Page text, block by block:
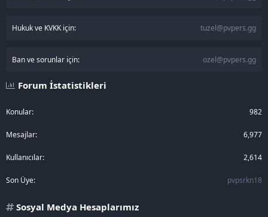
Hukuk ve KVKK için: tuzel@pvpers.gg
Ban ve sorunlar için: ozel@pvpers.gg
Forum İstatistikleri
Konular 982
Mesajlar 6,977
Kullanıcılar 2,614
Son Üye pvpsrkn18
Sosyal Medya Hesaplarımız